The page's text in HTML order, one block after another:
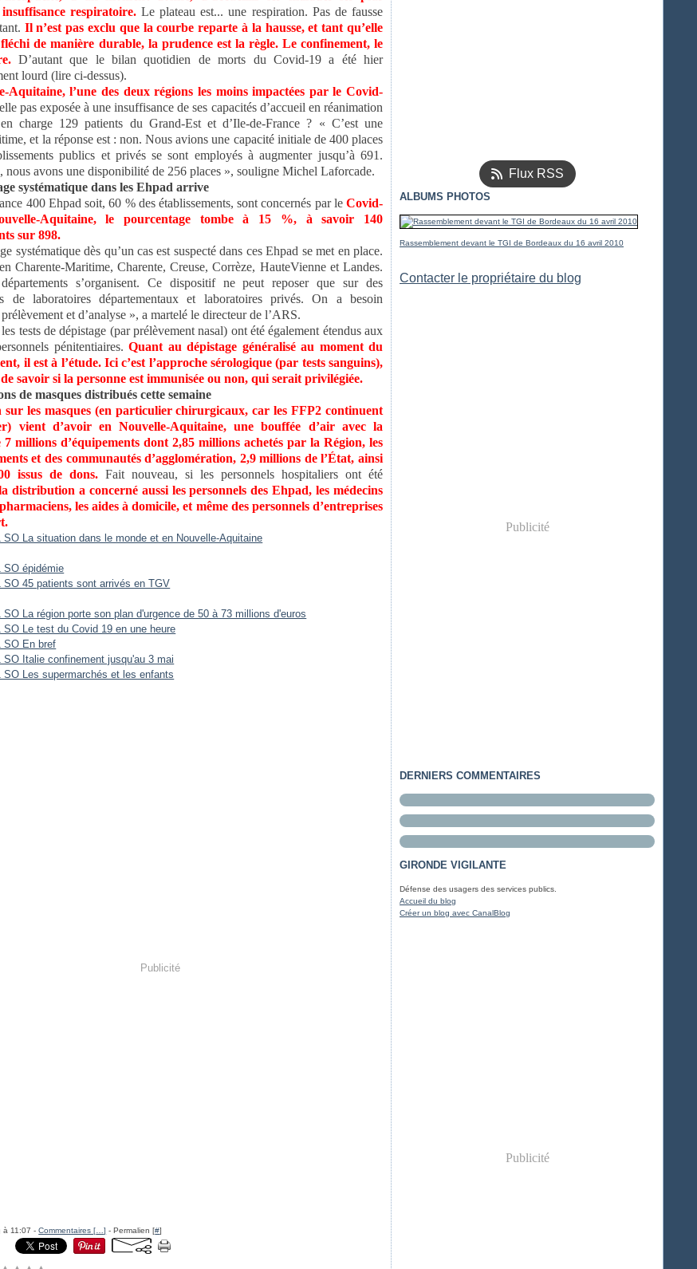
respiratoire.Le plateau est... une respiration. Pas de fausse
Il n’est pas exclu que la courbe reparte à la hausse, et tant qu’elle
de manière durable, la prudence est la règle. Le confinement, le
D’autant que le bilan quotidien de morts du Covid-19 a été hier
lourd (lire ci-dessus).
Aquitaine, l’une des deux régions les moins impactées par le Covid-
pas exposée à une insuffisance de ses capacités d’accueil en réanimation
charge 129 patients du Grand-Est et d’Ile-de-France ? « C’est une
et la réponse est : non. Nous avions une capacité initiale de 400 places
publics et privés se sont employés à augmenter jusqu’à 691.
nous avons une disponibilité de 256 places », souligne Michel Laforcade.
systématique dans les Ehpad arrive
400 Ehpad soit, 60 % des établissements, sont concernés par le Covid-
Aquitaine, le pourcentage tombe à 15 %, à savoir 140
sur 898.
systématique dès qu’un cas est suspecté dans ces Ehpad se met en place.
Charente-Maritime, Charente, Creuse, Corrèze, HauteVienne et Landes.
s’organisent. Ce dispositif ne peut reposer que sur des
de laboratoires départementaux et laboratoires privés. On a besoin
prélèvement et d’analyse », a martelé le directeur de l’ARS.
tests de dépistage (par prélèvement nasal) ont été également étendus aux
pénitentiaires.Quant au dépistage généralisé au moment du
il est à l’étude. Ici c’est l’approche sérologique (par tests sanguins),
savoir si la personne est immunisée ou non, qui serait privilégiée.
de masques distribués cette semaine
sur les masques (en particulier chirurgicaux, car les FFP2 continuent
vient d’avoir en Nouvelle-Aquitaine, une bouffée d’air avec la
millions d’équipements dont 2,85 millions achetés par la Région, les
et des communautés d’agglomération, 2,9 millions de l’État, ainsi
issus de dons. Fait nouveau, si les personnels hospitaliers ont été
distribution a concerné aussi les personnels des Ehpad, les médecins
les aides à domicile, et même des personnels d’entreprises
Publicité
à 11:07 -Commentaires [ …] - Permalien [#]
Flux RSS
ALBUMS PHOTOS
Rassemblement devant le TGI de Bordeaux du 16 avril 2010
Contacter le propriétaire du blog
Publicité
DERNIERS COMMENTAIRES
GIRONDE VIGILANTE
Défense des usagers des services publics.
Accueil du blog
Créer un blog avec CanalBlog
Publicité